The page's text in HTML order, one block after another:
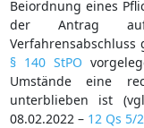
Beiordnung eines
der Antrag
§ 140 StPO
Umstände eine
unterblieben ist
08.02.2022 – 12 Qs 5/